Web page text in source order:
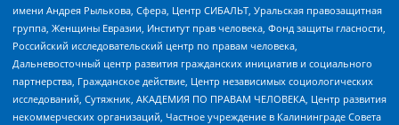
имени Андрея Рылькова, Сфера, Центр СИБАЛЬТ, Уральская правозащитная
группа, Женщины Евразии, Институт прав человека, Фонд защиты гласности,
Российский исследовательский центр по правам человека,
Дальневосточный центр развития гражданских инициатив и социального
партнерства, Гражданское действие, Центр независимых социологических
исследований, Сутяжник, АКАДЕМИЯ ПО ПРАВАМ ЧЕЛОВЕКА, Центр развития
некоммерческих организаций, Частное учреждение в Калининграде Совета